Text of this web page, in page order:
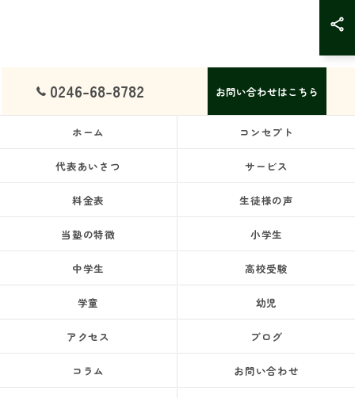
0246-68-8782 お問い合わせはこちら
ホーム コンセプト
代表あいさつ サービス
料金表 生徒様の声
当塾の特徴 小学生
中学生 高校受験
学童 幼児
アクセス ブログ
コラム お問い合わせ